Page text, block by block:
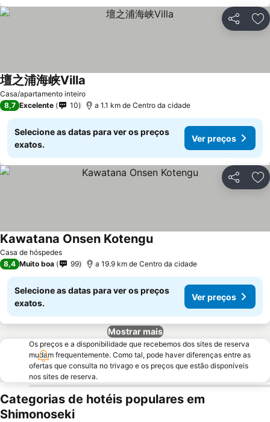
Partilhar
Casa/apartamento inteiro
壇之浦海峡Villa
8,7 Excelente 10 a 1.1 km de Centro da cidade
Selecione as datas para ver os preços
exatos.
Ver preços
Partilhar
Casa de hóspedes
Kawatana Onsen Kotengu
8,4 Muito boa 99 a 19.9 km de Centro da cidade
Selecione as datas para ver os preços
exatos.
Ver preços
Mostrar mais
Os preços e a disponibilidade que recebemos dos sites de reserva
mudam frequentemente. Como tal, pode haver diferenças entre as
ofertas que consulta no trivago e os preços que estão disponíveis
nos sites de reserva.
Categorias de hotéis populares em
Shimonoseki